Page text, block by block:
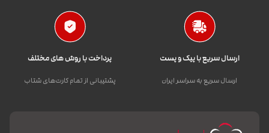
ارسال سریع با پیک و پست
ارسال سریع به سراسر ایران
پرداخت با روش های مختلف
پشتیبانی از تمام کارت‌های شتاب